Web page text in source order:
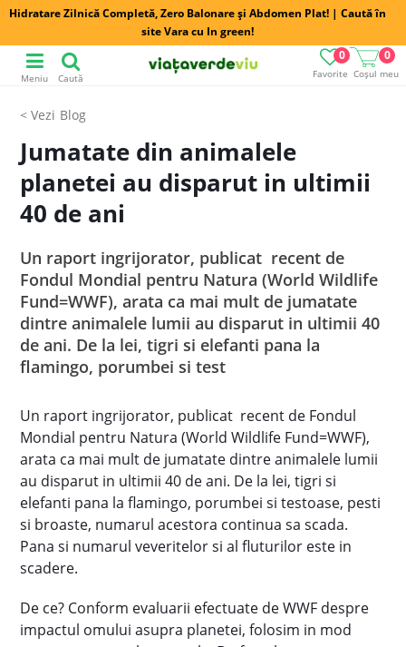
Hidratare Zilnică Completă, Zero Balonare și Abdomen Plat! | Caută în
site Vara cu In green!
Favorite
0
Coșul meu
0
Meniu Caută
Blog
Jumatate din animalele
planetei au disparut in ultimii
40 de ani
Un raport ingrijorator, publicat recent de
Fondul Mondial pentru Natura (World Wildlife
Fund=WWF), arata ca mai mult de jumatate
dintre animalele lumii au disparut in ultimii 40
de ani. De la lei, tigri si elefanti pana la
flamingo, porumbei si test
Un raport ingrijorator, publicat recent de Fondul
Mondial pentru Natura (World Wildlife Fund=WWF),
arata ca mai mult de jumatate dintre animalele lumii
au disparut in ultimii 40 de ani. De la lei, tigri si
elefanti pana la flamingo, porumbei si testoase, pesti
si broaste, numarul acestora continua sa scada.
Pana si numarul veveritelor si al fluturilor este in
scadere.
De ce? Conform evaluarii efectuate de WWF despre
impactul omului asupra planetei, folosim in mod